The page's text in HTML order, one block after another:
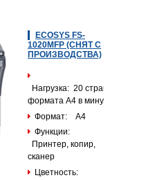
ECOSYS FS-
1020MFP (СНЯТ С
ПРОИЗВОДСТВА)
Нагрузка: 20 страниц
формата А4 в минуту
Формат: А4
Функции:
Принтер, копир,
сканер
Цветность: